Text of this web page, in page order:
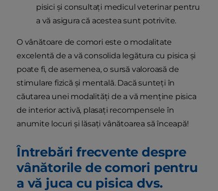
pisici și consultați medicul veterinar pentru
a vă asigura că acestea sunt potrivite.
O vânătoare de comori este o modalitate
excelentă de a vă consolida legătura cu pisica și
poate fi, de asemenea, o sursă valoroasă de
stimulare fizică și mentală. Dacă sunteți în
căutarea unei modalități de a vă menține pisica
de interior activă, plasați recompensele în
anumite locuri și lăsați vânătoarea să înceapă!
Întrebări frecvente despre
vânătorile de comori pentru
a vă juca cu pisica dvs.